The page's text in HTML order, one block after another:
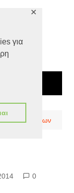
για
✕
των φίλων
0